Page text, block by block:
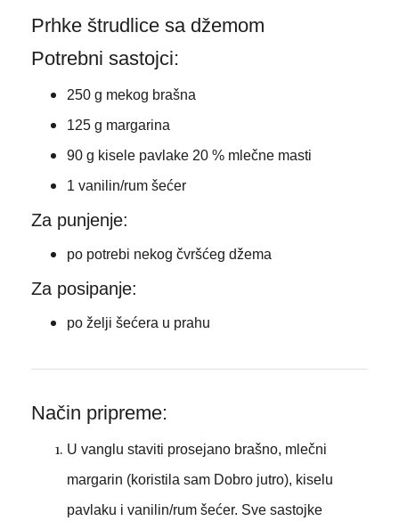
Prhke štrudlice sa džemom
Potrebni sastojci:
250 g mekog brašna
125 g margarina
90 g kisele pavlake 20 % mlečne masti
1 vanilin/rum šećer
Za punjenje:
po potrebi nekog čvršćeg džema
Za posipanje:
po želji šećera u prahu
Način pripreme:
U vanglu staviti prosejano brašno, mlečni
margarin (koristila sam Dobro jutro), kiselu
pavlaku i vanilin/rum šećer. Sve sastojke